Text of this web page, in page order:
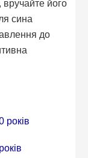
його
сина
до
років